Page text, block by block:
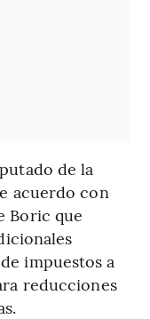
de la
acuerdo con
Boric que
impuestos a
reducciones